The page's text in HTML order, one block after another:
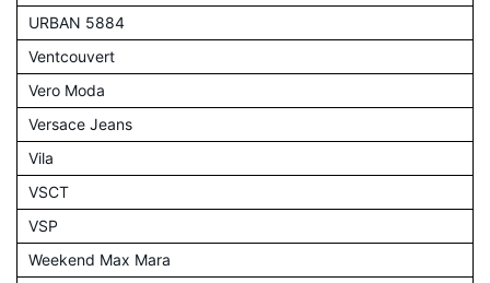
URBAN 5884
Ventcouvert
Vero Moda
Versace Jeans
Vila
VSCT
VSP
Weekend Max Mara